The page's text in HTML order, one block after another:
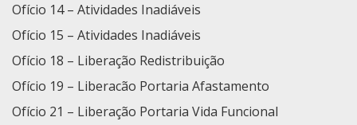
Ofício 14 – Atividades Inadiáveis
Ofício 15 – Atividades Inadiáveis
Ofício 18 – Liberação Redistribuição
Ofício 19 – Liberacão Portaria Afastamento
Ofício 21 – Liberação Portaria Vida Funcional